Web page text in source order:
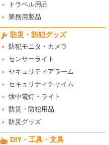
トラベル用品
業務用製品
防災・防犯グッズ
防犯モニタ・カメラ
センサーライト
セキュリティアラーム
セキュリティチャイム
懐中電灯・ライト
防災・防犯用品
防災グッズ
DIY・工具・文具